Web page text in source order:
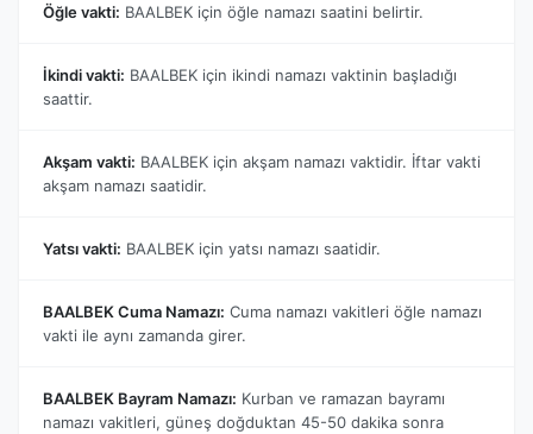
Öğle vakti: BAALBEK için öğle namazı saatini belirtir.
İkindi vakti: BAALBEK için ikindi namazı vaktinin başladığı
saattir.
Akşam vakti: BAALBEK için akşam namazı vaktidir. İftar vakti
akşam namazı saatidir.
Yatsı vakti: BAALBEK için yatsı namazı saatidir.
BAALBEK Cuma Namazı: Cuma namazı vakitleri öğle namazı
vakti ile aynı zamanda girer.
BAALBEK Bayram Namazı: Kurban ve ramazan bayramı
namazı vakitleri, güneş doğduktan 45-50 dakika sonra